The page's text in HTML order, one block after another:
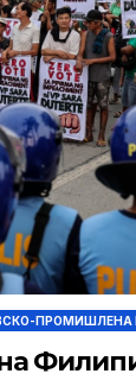
ПРОМИШЛЕНА